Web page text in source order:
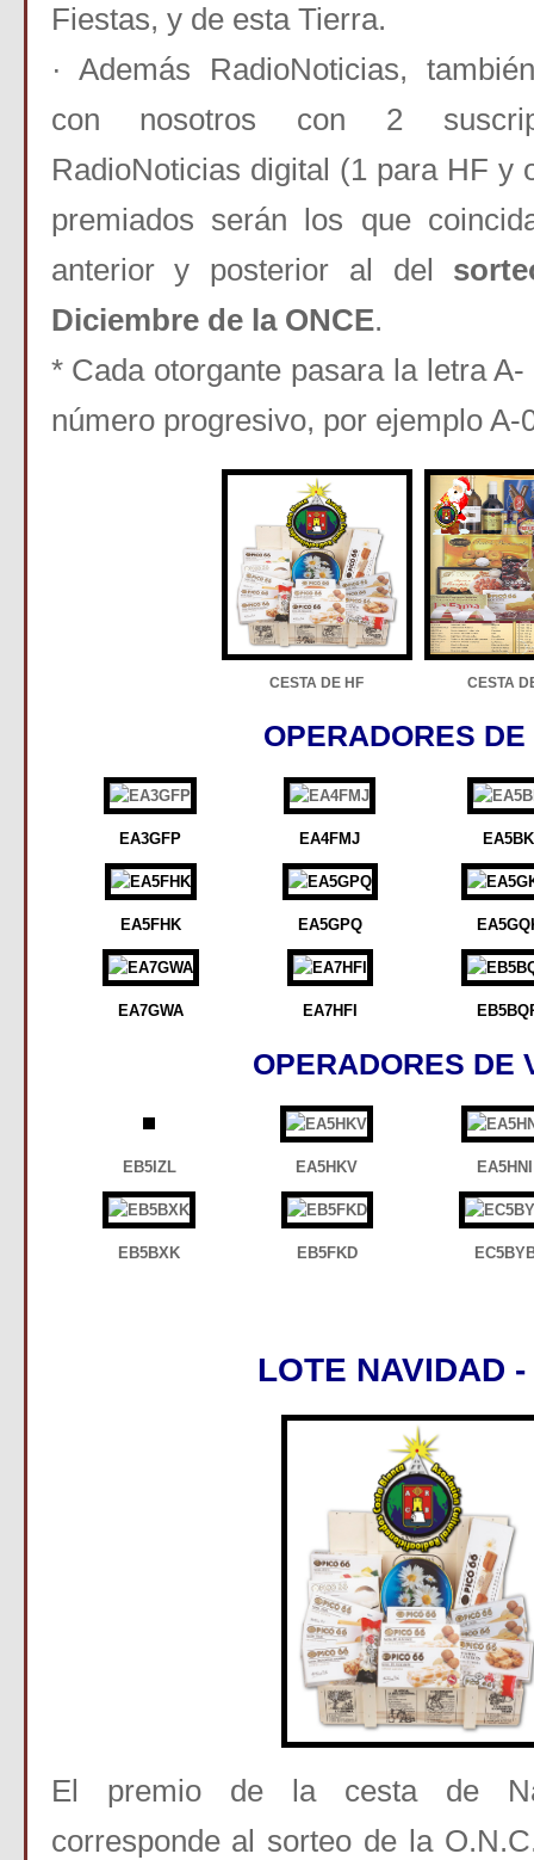
Fiestas, y de esta Tierra.
· Además RadioNoticias,
con nosotros con 2
RadioNoticias digital (1 para HF y
premiados serán los que
anterior y posterior al del
Diciembre de la ONCE.
* Cada otorgante pasara la letra
número progresivo, por ejemplo A-
CESTA DE HF CESTA
OPERADORES DE
EA3GFP EA4FMJ EA5BK
EA5FHK EA5GPQ
EA7GWA EA7HFI
OPERADORES DE
EB5IZL EA5HKV EA5HNI
EB5BXK EB5FKD
LOTE NAVIDAD -
El premio de la cesta de
corresponde al sorteo de la